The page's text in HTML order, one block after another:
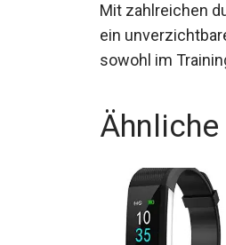
Mit zahlreichen
ein
sowohl im